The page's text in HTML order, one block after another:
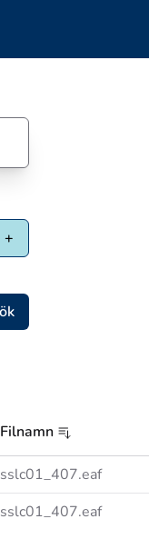
Filnamn
sslc01_407.eaf
sslc01_407.eaf